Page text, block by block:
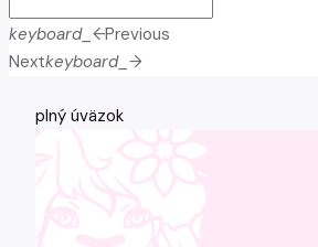
keyboard_arrow_leftPrevious
Nextkeyboard_arrow_right
plný úväzok